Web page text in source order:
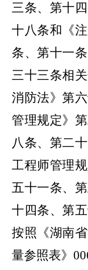
三条、第十
十八条和《
条、第十一
三十三条相
消防法》第
管理规定》
八条、第二
工程师管理
五十一条、
十四条、第
按照《湖南
量参照表》